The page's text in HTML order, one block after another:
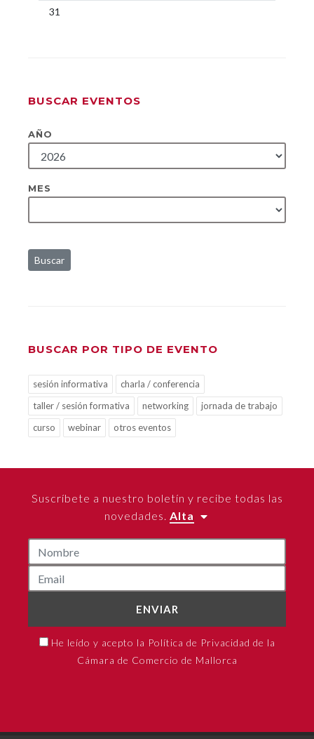
31
BUSCAR EVENTOS
AÑO
MES
Buscar
BUSCAR POR TIPO DE EVENTO
sesión informativa
charla / conferencia
taller / sesión formativa
networking
jornada de trabajo
curso
webinar otros eventos
Suscríbete a nuestro boletín y recibe todas las
novedades. Alta
ENVIAR
He leído y acepto la Política de Privacidad de la
Cámara de Comercio de Mallorca